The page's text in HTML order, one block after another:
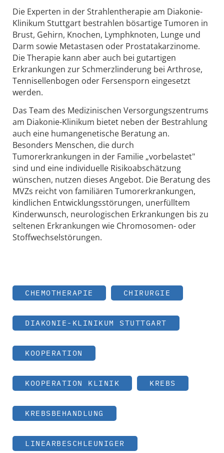
Die Experten in der Strahlentherapie am Diakonie-
Klinikum Stuttgart bestrahlen bösartige Tumoren in
Brust, Gehirn, Knochen, Lymphknoten, Lunge und
Darm sowie Metastasen oder Prostatakarzinome.
Die Therapie kann aber auch bei gutartigen
Erkrankungen zur Schmerzlinderung bei Arthrose,
Tennisellenbogen oder Fersensporn eingesetzt
werden.
Das Team des Medizinischen Versorgungszentrums
am Diakonie-Klinikum bietet neben der Bestrahlung
auch eine humangenetische Beratung an.
Besonders Menschen, die durch
Tumorerkrankungen in der Familie „vorbelastet"
sind und eine individuelle Risikoabschätzung
wünschen, nutzen dieses Angebot. Die Beratung des
MVZs reicht von familiären Tumorerkrankungen,
kindlichen Entwicklungsstörungen, unerfülltem
Kinderwunsch, neurologischen Erkrankungen bis zu
seltenen Erkrankungen wie Chromosomen- oder
Stoffwechselstörungen.
CHEMOTHERAPIE CHIRURGIE
DIAKONIE-KLINIKUM STUTTGART
KOOPERATION
KOOPERATION KLINIK KREBS
KREBSBEHANDLUNG
LINEARBESCHLEUNIGER